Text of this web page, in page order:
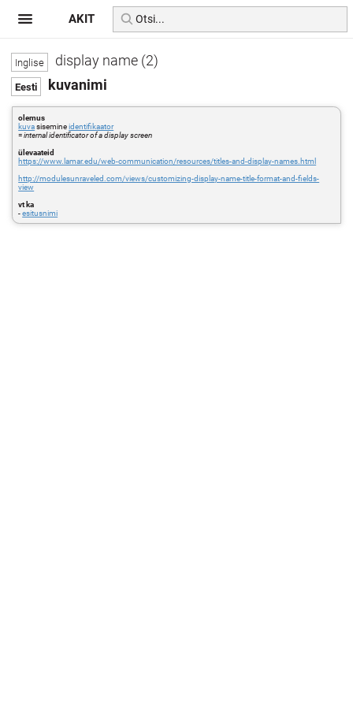
display name (2)
kuvanimi
olemus
kuvasisemineidentifikaator
=internal identificator of a display screen
ülevaateid
https://www.lamar.edu/web-communication/resources/titles-and-display-names.html
http://modulesunraveled.com/views/customizing-display-name-title-format-and-fields-
view
vt ka
-esitusnimi
AKIT